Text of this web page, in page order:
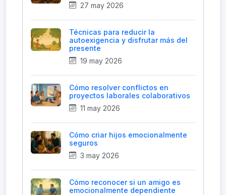
27 may 2026
Técnicas para reducir la
autoexigencia y disfrutar más del
presente
19 may 2026
Cómo resolver conflictos en
proyectos laborales colaborativos
11 may 2026
Cómo criar hijos emocionalmente
seguros
3 may 2026
Cómo reconocer si un amigo es
emocionalmente dependiente